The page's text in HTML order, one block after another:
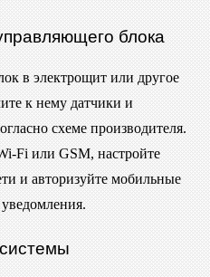
блока
в электрощит или другое
к нему датчики и
схеме производителя.
Fi или GSM, настройте
и авторизуйте мобильные